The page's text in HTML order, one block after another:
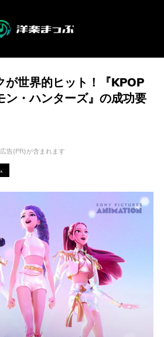
が世界的ヒット！『KPOP
ン・ハンターズ』の成功要
告(PR)が含まれます